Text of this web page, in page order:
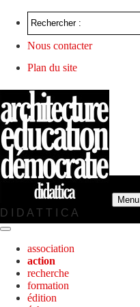
Nous contacter
Plan du site
Menu
D I D A T T I C A
association
action
recherche
formation
édition